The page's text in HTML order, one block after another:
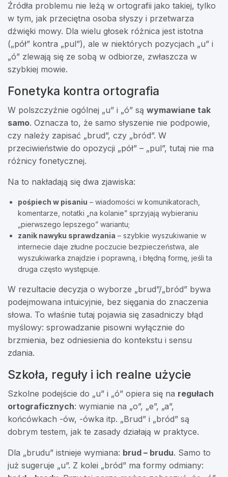
Źródła problemu nie leżą w ortografii jako takiej, tylko
w tym, jak przeciętna osoba słyszy i przetwarza
dźwięki mowy. Dla wielu głosek różnica jest istotna
(„pół” kontra „pul”), ale w niektórych pozycjach „u” i
„ó” zlewają się ze sobą w odbiorze, zwłaszcza w
szybkiej mowie.
Fonetyka kontra ortografia
W polszczyźnie ogólnej „u” i „ó” są wymawiane tak
samo. Oznacza to, że samo słyszenie nie podpowie,
czy należy zapisać „brud”, czy „bród”. W
przeciwieństwie do opozycji „pół” – „pul”, tutaj nie ma
różnicy fonetycznej.
Na to nakładają się dwa zjawiska:
pośpiech w pisaniu – wiadomości w komunikatorach,
komentarze, notatki „na kolanie” sprzyjają wybieraniu
„pierwszego lepszego” wariantu;
zanik nawyku sprawdzania – szybkie wyszukiwanie w
internecie daje złudne poczucie bezpieczeństwa, ale
wyszukiwarka znajdzie i poprawną, i błędną formę, jeśli ta
druga często występuje.
W rezultacie decyzja o wyborze „brud”/„bród” bywa
podejmowana intuicyjnie, bez sięgania do znaczenia
słowa. To właśnie tutaj pojawia się zasadniczy błąd
myślowy: sprowadzanie pisowni wyłącznie do
brzmienia, bez odniesienia do kontekstu i sensu
zdania.
Szkoła, reguły i ich realne użycie
Szkolne podejście do „u” i „ó” opiera się na regułach
ortograficznych: wymianie na „o”, „e”, „a”,
końcówkach -ów, -ówka itp. „Brud” i „bród” są
dobrym testem, jak te zasady działają w praktyce.
Dla „brudu” istnieje wymiana: brud – brudu. Samo to
już sugeruje „u”. Z kolei „bród” ma formy odmiany: